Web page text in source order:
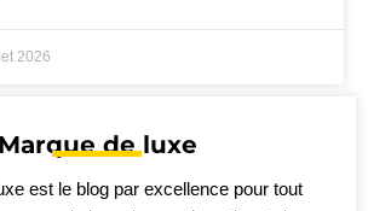
2026
Marque de luxe
est le blog par excellence pour tout